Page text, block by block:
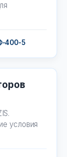
400-5
условия